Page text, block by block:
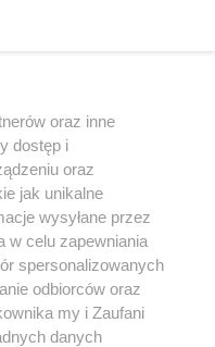
Youtube
oraz inne
dostęp i
oraz
jak unikalne
wysyłane przez
w celu zapewniania
spersonalizowanych
odbiorców oraz
my i Zaufani
danych